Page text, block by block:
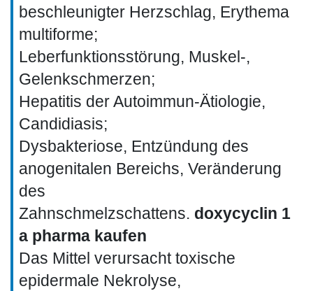
beschleunigter Herzschlag, Erythema
multiforme;
Leberfunktionsstörung, Muskel-,
Gelenkschmerzen;
Hepatitis der Autoimmun-Ätiologie,
Candidiasis;
Dysbakteriose, Entzündung des
anogenitalen Bereichs, Veränderung
des
Zahnschmelzschattens. doxycyclin 1
a pharma kaufen
Das Mittel verursacht toxische
epidermale Nekrolyse,